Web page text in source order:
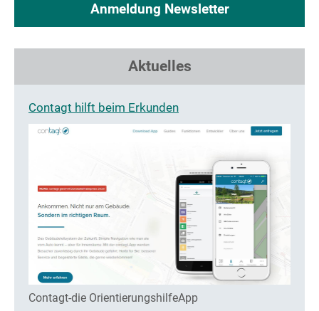
Anmeldung Newsletter
Aktuelles
Contagt hilft beim Erkunden
Contagt-die OrientierungshilfeApp